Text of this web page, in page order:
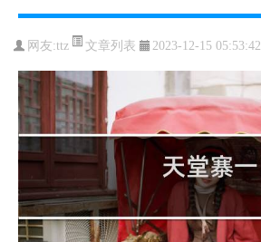
网友:ttz 文章列表 2023-12-15 05:53:42